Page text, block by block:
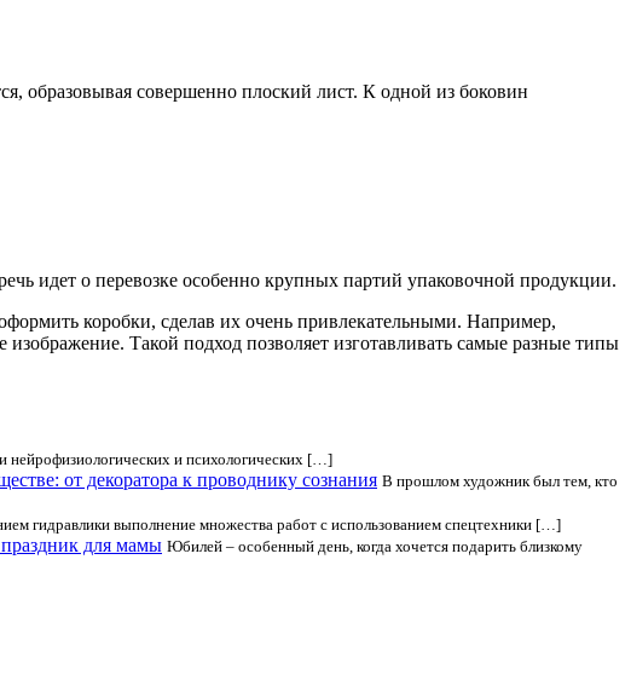
образовывая совершенно плоский лист. К одной из боковин
идет о перевозке особенно крупных партий упаковочной продукции.
коробки, сделав их очень привлекательными. Например,
Такой подход позволяет изготавливать самые разные типы
нейрофизиологических и психологических […]
от декоратора к проводнику сознания В прошлом художник был тем, кто
гидравлики выполнение множества работ с использованием спецтехники […]
для мамы Юбилей – особенный день, когда хочется подарить близкому